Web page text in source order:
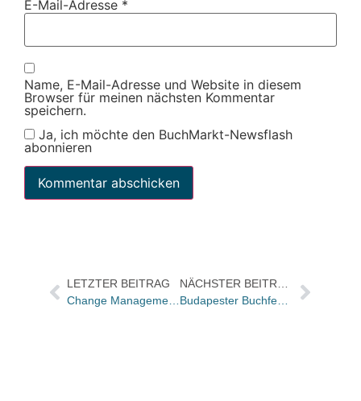
E-Mail-Adresse *
Name, E-Mail-Adresse und Website in diesem
Browser für meinen nächsten Kommentar
speichern.
Ja, ich möchte den BuchMarkt-Newsflash
abonnieren
LETZTER BEITRAG
Change Management: Eine Anekdote, die (fast) alles erklärt